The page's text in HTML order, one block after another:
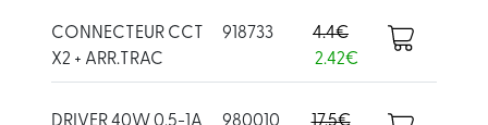
CONNECTEUR CCT
X2 + ARR.TRAC
918733
4.4€
2.42€